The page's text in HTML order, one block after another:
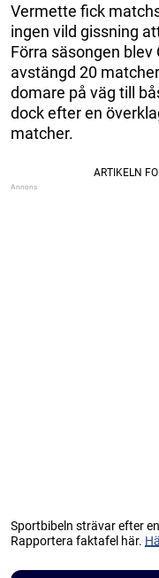
Vermette fick
ingen vild gissning
Förra säsongen blev
avstängd 20
domare på väg till
dock efter en
matcher.
Sportbibeln strävar efter
Rapportera faktafel här.